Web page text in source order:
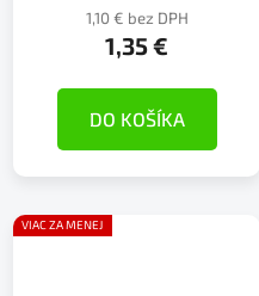
1,10 € bez DPH
1,35 €
DO KOŠÍKA
VIAC ZA MENEJ